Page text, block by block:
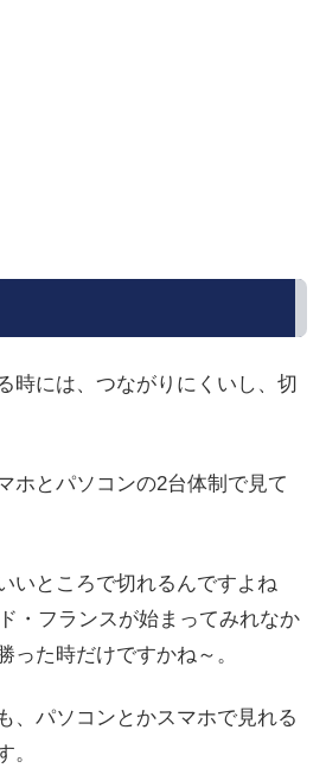
時には、つながりにくいし、切
ホとパソコンの2台体制で見て
いところで切れるんですよね
・フランスが始まってみれなか
った時だけですかね～。
、パソコンとかスマホで見れる
。